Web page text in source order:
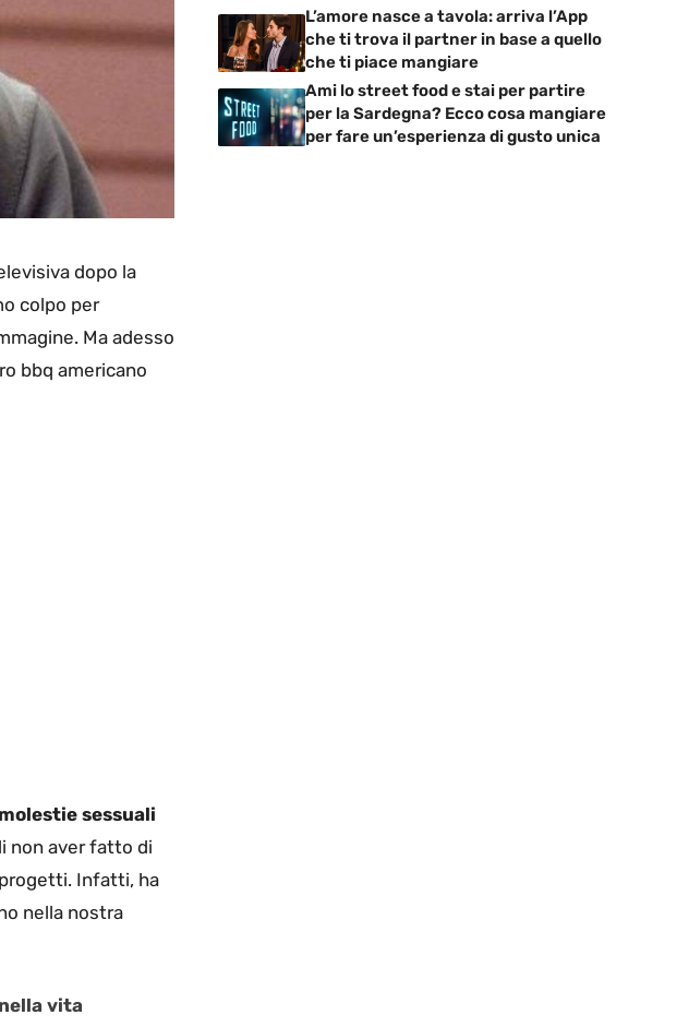
dopo la
colpo per
Ma adesso
bbq americano
molestie sessuali
non aver fatto di
Infatti, ha
nella nostra
vita
L’amore nasce a tavola: arriva l’App
che ti trova il partner in base a quello
che ti piace mangiare
Ami lo street food e stai per partire
per la Sardegna? Ecco cosa mangiare
per fare un’esperienza di gusto unica